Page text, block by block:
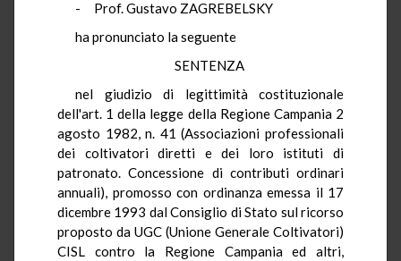
- Prof. Gustavo ZAGREBELSKY
ha pronunciato la seguente
SENTENZA
nel giudizio di legittimità costituzionale
dell'art. 1 della legge della Regione Campania 2
agosto 1982, n. 41 (Associazioni professionali
dei coltivatori diretti e dei loro istituti di
patronato. Concessione di contributi ordinari
annuali), promosso con ordinanza emessa il 17
dicembre 1993 dal Consiglio di Stato sul ricorso
proposto da UGC (Unione Generale Coltivatori)
CISL contro la Regione Campania ed altri,